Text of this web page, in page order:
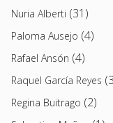
Nuria Alberti (31)
Paloma Ausejo (4)
Rafael Ansón (4)
Raquel García Reyes
Regina Buitrago (2)